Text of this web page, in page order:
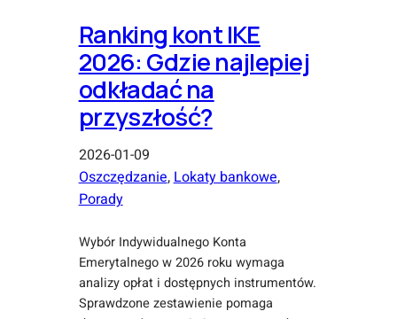
Ranking kont IKE
2026: Gdzie najlepiej
odkładać na
przyszłość?
2026-01-09
Oszczędzanie, Lokaty bankowe,
Porady
Wybór Indywidualnego Konta
Emerytalnego w 2026 roku wymaga
analizy opłat i dostępnych instrumentów.
Sprawdzone zestawienie pomaga